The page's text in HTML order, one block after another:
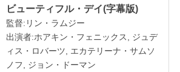
ビューティフル・デイ(字幕版)
監督:リン・ラムジー
出演者:ホアキン・フェニックス, ジュデ
ィス・ロバーツ, エカテリーナ・サムソ
ノフ, ジョン・ドーマン